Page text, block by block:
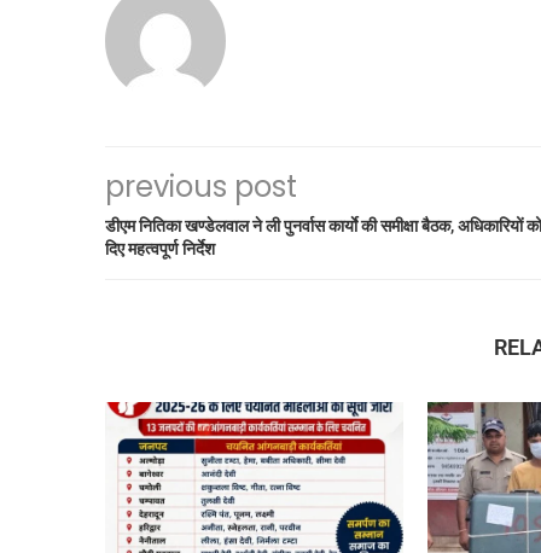
previous post
डीएम नितिका खण्डेलवाल ने ली पुनर्वास कार्याे की समीक्षा बैठक, अधिकारियों को
दिए महत्वपूर्ण निर्देश